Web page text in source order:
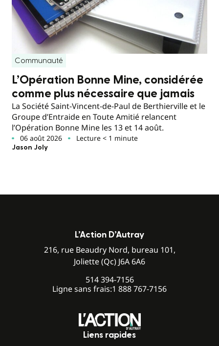
Communauté
L’Opération Bonne Mine, considérée
comme plus nécessaire que jamais
La Société Saint-Vincent-de-Paul de Berthierville et le
Groupe d’Entraide en Toute Amitié relancent
l’Opération Bonne Mine les 13 et 14 août.
06 août 2026 Lecture < 1 minute
Jason Joly
L’Action D’Autray
216, rue Beaudry Nord, bureau 101,
Joliette (Qc) J6A 6A6
514 394-7156
Ligne sans frais:1 888 767-7156
Liens rapides